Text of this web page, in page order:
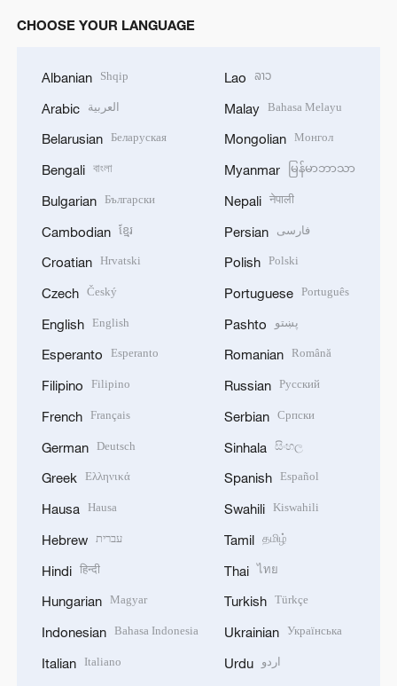
CHOOSE YOUR LANGUAGE
Albanian Shqip
Arabic العربية
Belarusian Беларуская
Bengali বাংলা
Bulgarian Български
Cambodian ខ្មែរ
Croatian Hrvatski
Czech Český
English English
Esperanto Esperanto
Filipino Filipino
French Français
German Deutsch
Greek Ελληνικά
Hausa Hausa
Hebrew עברית
Hindi हिन्दी
Hungarian Magyar
Indonesian Bahasa Indonesia
Italian Italiano
Lao ລາວ
Malay Bahasa Melayu
Mongolian Монгол
Myanmar မြန်မာဘာသာ
Nepali नेपाली
Persian فارسی
Polish Polski
Portuguese Português
Pashto پښتو
Romanian Română
Russian Русский
Serbian Српски
Sinhala සිංහල
Spanish Español
Swahili Kiswahili
Tamil தமிழ்
Thai ไทย
Turkish Türkçe
Ukrainian Українська
Urdu اردو